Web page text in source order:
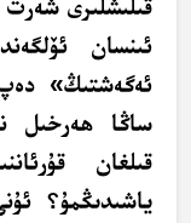
قىلىشلىرى
ئىنسان
ئەگەشتىڭ»
ساڭا ھەرخىل
قىلغان
ياشىدىڭمۇ؟